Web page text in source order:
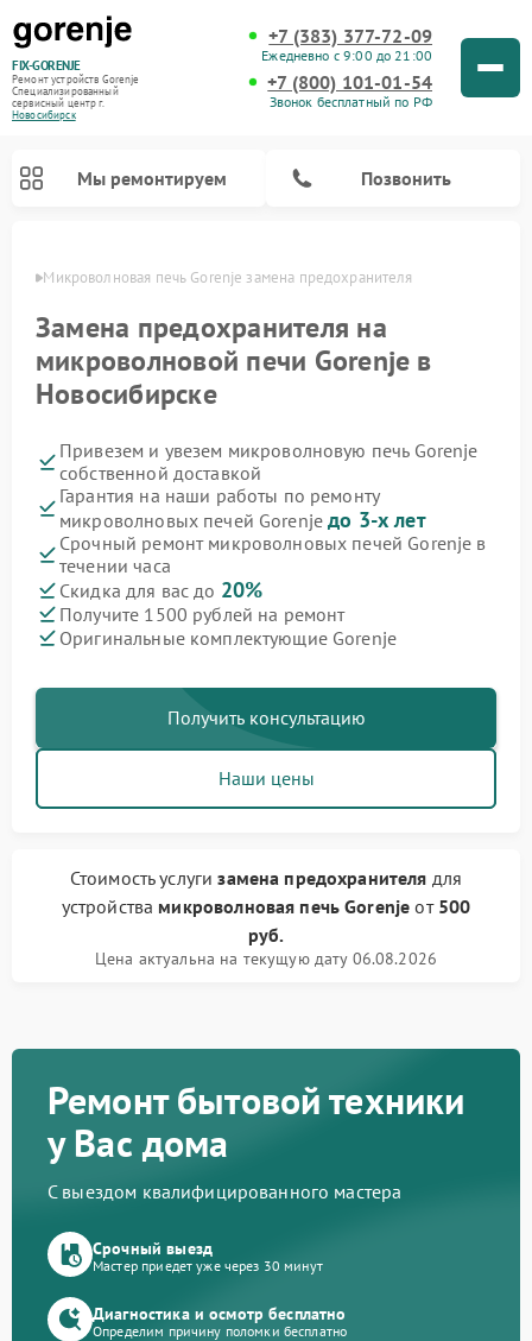
FIX-GORENJE
Ремонт устройств Gorenje
Специализированный
cервисный центр г.
Новосибирск
+7 (383) 377-72-09
Ежедневно с 9:00 до 21:00
+7 (800) 101-01-54
Звонок бесплатный по РФ
Мы ремонтируем Позвонить
Микроволновая печь Gorenje замена предохранителя
Замена предохранителя на
микроволновой печи Gorenje в
Новосибирске
Привезем и увезем микроволновую печь Gorenje
собственной доставкой
Гарантия на наши работы по ремонту
микроволновых печей Gorenjeдо 3-х лет
Срочный ремонт микроволновых печей Gorenje в
течении часа
Скидка для вас до 20%
Получите 1500 рублей на ремонт
Оригинальные комплектующие Gorenje
Получить консультацию
Наши цены
Стоимость услугизамена предохранителя для
устройства микроволновая печь Gorenje от 500
руб.
Цена актуальна на текущую дату 06.08.2026
Ремонт бытовой техники
у Вас дома
С выездом квалифицированного мастера
Срочный выезд
Мастер приедет уже через 30 минут
Диагностика и осмотр бесплатно
Определим причину поломки бесплатно